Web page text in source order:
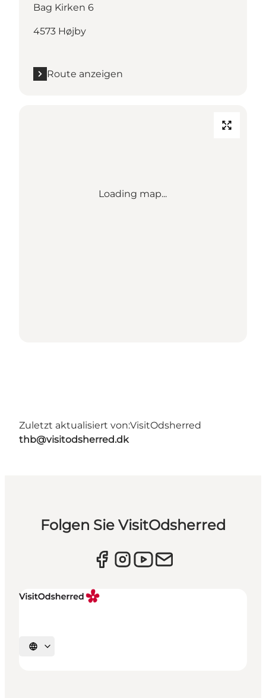
Bag Kirken 6
4573 Højby
Route anzeigen
Loading map...
Zuletzt aktualisiert von:VisitOdsherred
thb@visitodsherred.dk
Folgen Sie VisitOdsherred
Sprache auswählen